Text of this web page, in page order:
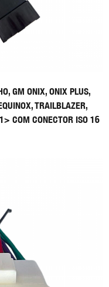
GM ONIX, ONIX PLUS,
TRAILBLAZER,
COM CONECTOR ISO 16